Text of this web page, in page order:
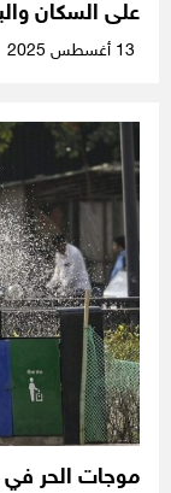
على السكان
موجات الحر في